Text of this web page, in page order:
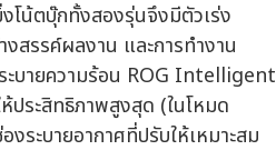
โน้ตบุ๊กทั้งสองรุ่นจึงมีตัวเร่ง
งสรรค์ผลงาน และการทำงาน
ะบายความร้อน ROG Intelligent
ประสิทธิภาพสูงสุด (ในโหมด
ระบายอากาศที่ปรับให้เหมาะสม